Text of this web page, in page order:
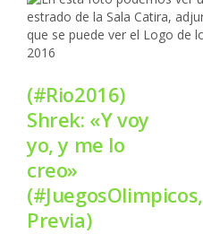
FEB
OTROS
FORMACIÓN
NBA
(#Rio2016)
Shrek: «Y voy
yo, y me lo
creo»
(#JuegosOlimpicos,
Previa)